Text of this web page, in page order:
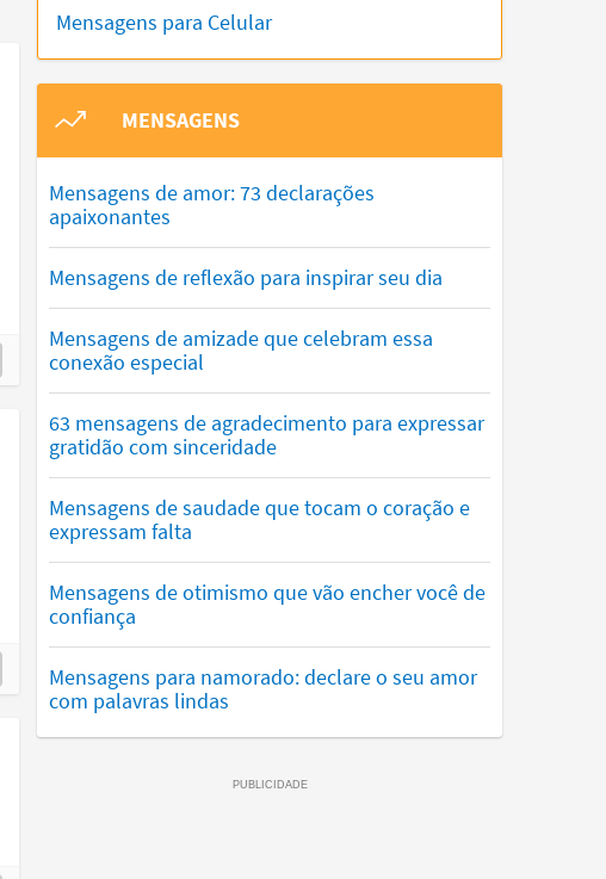
Mensagens para Celular
MENSAGENS
Mensagens de amor: 73 declarações
apaixonantes
Mensagens de reflexão para inspirar seu dia
Mensagens de amizade que celebram essa
conexão especial
63 mensagens de agradecimento para expressar
gratidão com sinceridade
Mensagens de saudade que tocam o coração e
expressam falta
Mensagens de otimismo que vão encher você de
confiança
Mensagens para namorado: declare o seu amor
com palavras lindas